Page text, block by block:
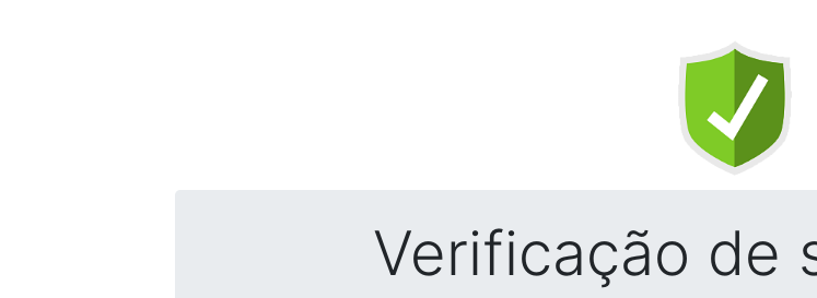
Verificação de